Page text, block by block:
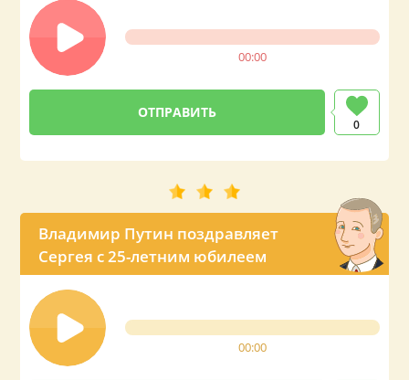
00:00
0
Владимир Путин поздравляет
Сергея с 25-летним юбилеем
00:00